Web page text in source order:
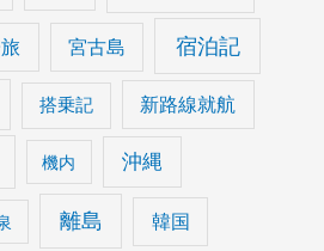
宮古島 宿泊記
搭乗記 新路線就航
機内 沖縄
離島 韓国